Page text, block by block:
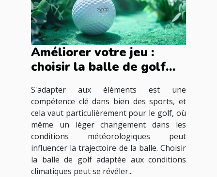
Améliorer votre jeu :
choisir la balle de golf
conditions
météorologiques
S'adapter aux éléments est une
compétence clé dans bien des sports, et
cela vaut particulièrement pour le golf, où
même un léger changement dans les
conditions météorologiques peut
influencer la trajectoire de la balle. Choisir
la balle de golf adaptée aux conditions
climatiques peut se révéler...